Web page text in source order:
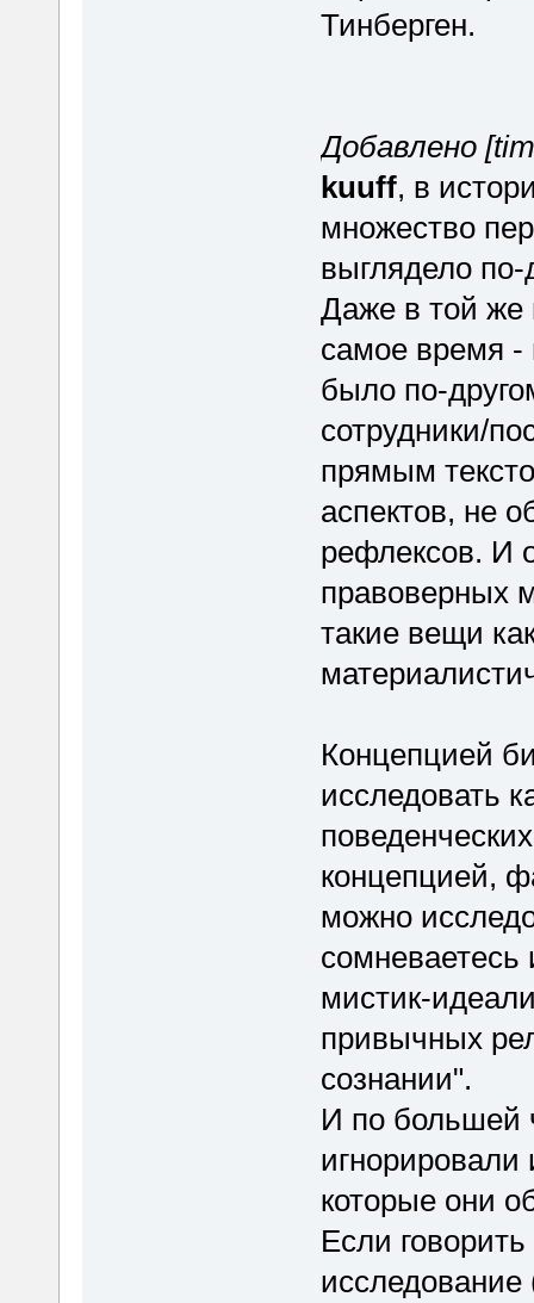
Тинберген.
Добавлено
kuuff, в
множество
выглядело по-
Даже в той же
самое время
было по-
сотрудники/
прямым
аспектов, не
рефлексов. И
правоверных
такие вещи
Концепцией
исследовать
концепцией,
можно
сомневаетесь
мистик-
привычных
сознании".
И по большей
игнорировали
которые они
Если
исследование